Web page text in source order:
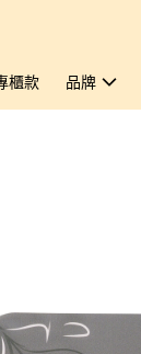
櫃款 品牌